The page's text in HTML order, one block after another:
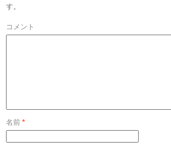
す。
コメント
名前 *